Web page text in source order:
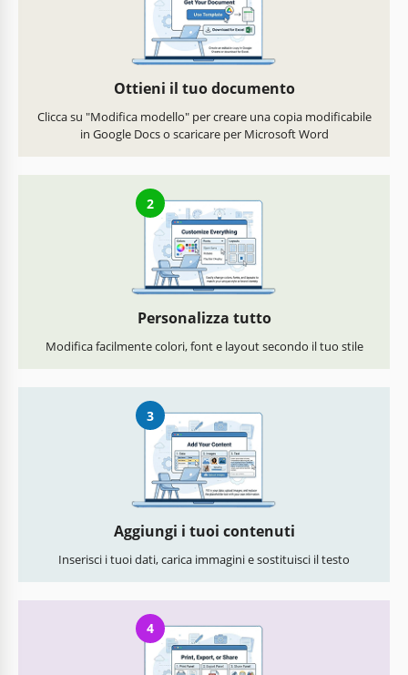
Ottieni il tuo documento
Clicca su "Modifica modello" per creare una copia modificabile
in Google Docs o scaricare per Microsoft Word
2
Personalizza tutto
Modifica facilmente colori, font e layout secondo il tuo stile
3
Aggiungi i tuoi contenuti
Inserisci i tuoi dati, carica immagini e sostituisci il testo
4